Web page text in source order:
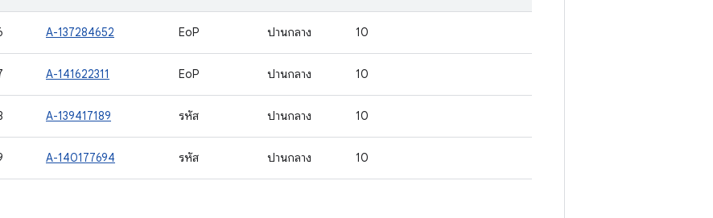
A-137284652 EoP ปานกลาง 10
A-141622311 EoP ปานกลาง 10
A-139417189 รหัส ปานกลาง 10
A-140177694 รหัส ปานกลาง 10